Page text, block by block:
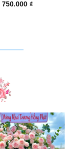
750.000 ₫